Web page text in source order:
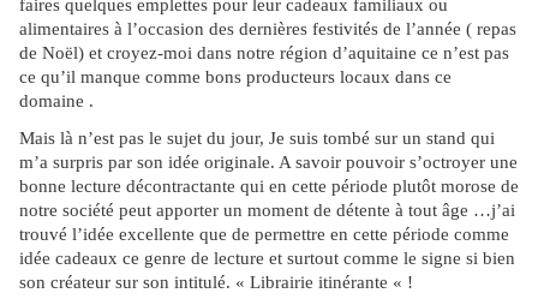
faires quelques emplettes pour leur cadeaux familiaux ou
alimentaires à l’occasion des dernières festivités de l’année ( repas
de Noël) et croyez-moi dans notre région d’aquitaine ce n’est pas
ce qu’il manque comme bons producteurs locaux dans ce
domaine .
Mais là n’est pas le sujet du jour, Je suis tombé sur un stand qui
m’a surpris par son idée originale. A savoir pouvoir s’octroyer une
bonne lecture décontractante qui en cette période plutôt morose de
notre société peut apporter un moment de détente à tout âge …j’ai
trouvé l’idée excellente que de permettre en cette période comme
idée cadeaux ce genre de lecture et surtout comme le signe si bien
son créateur sur son intitulé. « Librairie itinérante « !